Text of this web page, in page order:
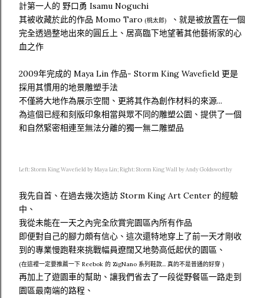
計第一人的 野口勇 Isamu Noguchi
其被收藏於此的作品 Momo Taro (桃太郎)
、就是被放置在一個
完全透過整地出來的圓丘上、居高臨下地望著其他藝術家的心
血之作
2009年完成的 Maya Lin 作品- Storm King Wavefield 更是
採用其慣用的地景雕塑手法
不僅將大地作為展示空間、更將其作為創作材料的來源...
為這個已經和刻版印象相當與眾不同的雕塑公園、提供了一個
和自然緊密相連至無法分離的獨一無二雕塑品
Left: Storm King Wavefield by Maya Lin; Right: Storm King Wall by Andy Goldsworthy
我先自首、在過去幾次造訪 Storm King Art Center 的經驗
中、
我從未能在一天之內完全欣賞完園區內所有作品
即便對自己的腳力頗有信心、這次還特地穿上了前一天才剛收
到的專業慢跑鞋來挑戰幅員遼闊又地勢高低起伏的園區、
(在這裡一定要推薦一下 Reebok 的 ZigNano 系列鞋款... 真的不是普通的好穿 )
再加上了遊園車的幫助、讓我們省去了一段從野餐區一路走到
園區最南端的路程、